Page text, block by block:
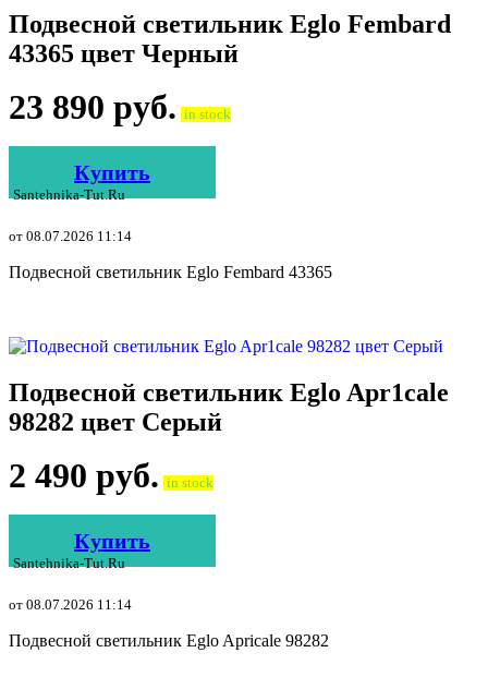
Подвесной светильник Eglo Fembard
43365 цвет Черный
23 890 руб. in stock
Купить
Santehnika-Tut.ru
от 08.07.2026 11:14
Подвесной светильник Eglo Fembard 43365
Подвесной светильник Eglo Apr1cale
98282 цвет Серый
2 490 руб. in stock
Купить
Santehnika-Tut.ru
от 08.07.2026 11:14
Подвесной светильник Eglo Apricale 98282